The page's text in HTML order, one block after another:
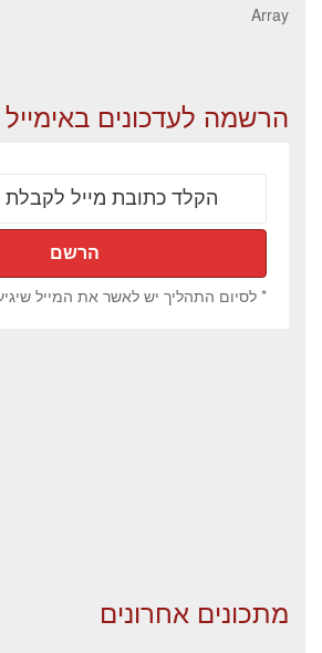
Array
הרשמה לעדכונים באימייל
* לסיום התהליך יש לאשר את המייל
מתכונים אחרונים